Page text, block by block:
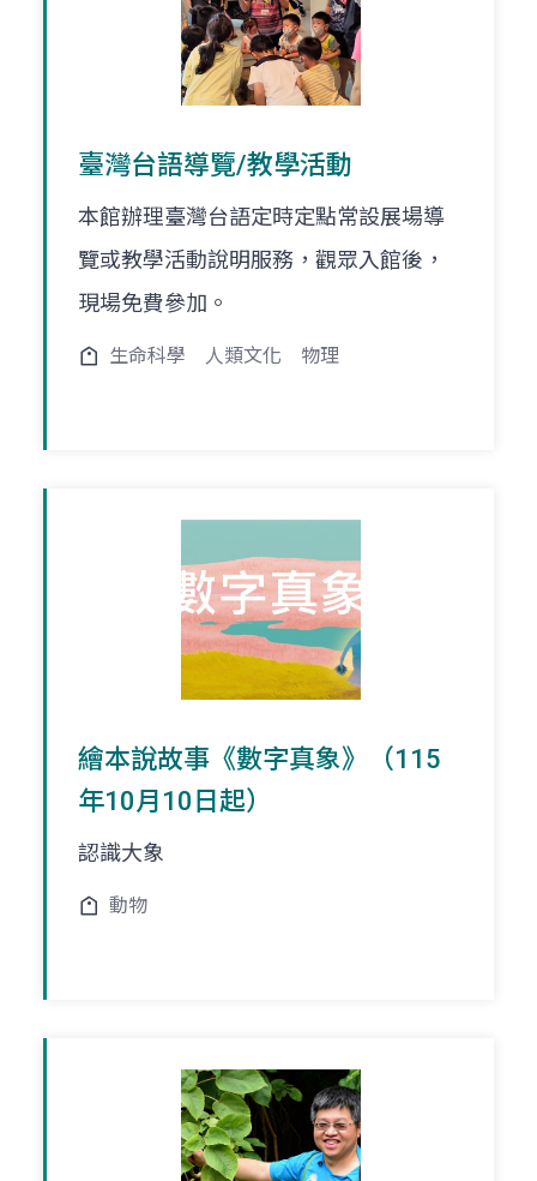
臺灣台語導覽/教學活動
本館辦理臺灣台語定時定點常設展場導
覽或教學活動說明服務，觀眾入館後，
現場免費參加。
生命科學 人類文化 物理
繪本說故事《數字真象》（115
年10月10日起）
認識大象
動物